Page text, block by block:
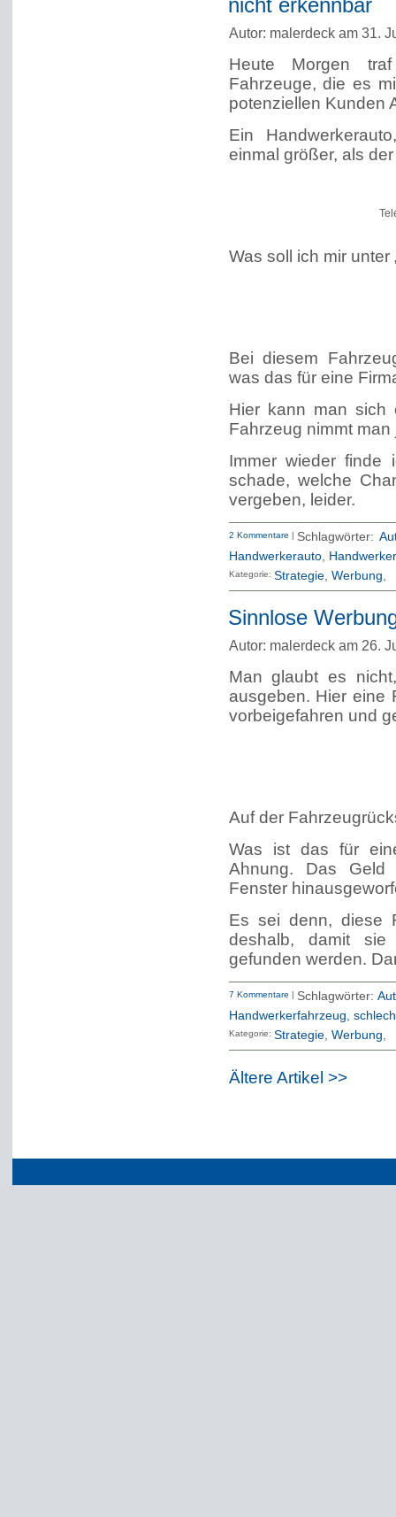
nicht erkennbar
Autor: malerdeck am 31.
Heute Morgen
Fahrzeuge, die es
potenziellen Kunden
Ein
einmal größer, als
Was soll ich mir unter
Bei diesem
was das für eine
Hier kann man sich
Fahrzeug nimmt
Immer wieder finde
schade, welche
vergeben, leider.
2 Kommentare | Schlagwörter:
Handwerkerauto,
Kategorie: Strategie Werbung
Sinnlose
Autor: malerdeck am 26.
Man glaubt es
ausgeben. Hier eine
vorbeigefahren und
Auf der
Was ist das für
Ahnung. Das Geld
Fenster
Es sei denn, diese
deshalb, damit
gefunden werden.
7 Kommentare | Schlagwörter:
Handwerkerfahrzeug,
Kategorie: Strategie Werbung
Ältere Artikel >>